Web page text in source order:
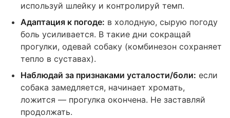
используй шлейку и контролируй темп.
Адаптация к погоде: в холодную, сырую погоду
боль усиливается. В такие дни сокращай
прогулки, одевай собаку (комбинезон сохраняет
тепло в суставах).
Наблюдай за признаками усталости/боли: если
собака замедляется, начинает хромать,
ложится — прогулка окончена. Не заставляй
продолжать.